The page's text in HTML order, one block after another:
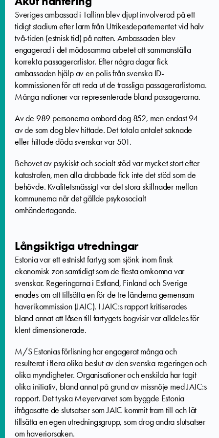
Sveriges ambassad i Tallinn blev djupt involverad på ett
tidigt stadium efter larm från Utrikesdepartementet vid halv
två-tiden (estnisk tid) på natten. Ambassaden blev
engagerad i det mödosamma arbetet att sammanställa
korrekta passagerarlistor. Efter några dagar fick
ambassaden hjälp av en polis från svenska ID-
kommissionen för att reda ut de trassliga passagerarlistorna.
Många nationer var representerade bland passagerarna.
Av de 989 personerna ombord dog 852, men endast 94
av de som dog blev hittade. Det totala antalet saknade
eller hittade döda svenskar var 501.
Behovet av psykiskt och socialt stöd var mycket stort efter
katastrofen, men alla drabbade fick inte det stöd som de
behövde. Kvalitetsmässigt var det stora skillnader mellan
kommunerna när det gällde psykosocialt
omhändertagande.
Långsiktiga utredningar
Estonia var ett estniskt fartyg som sjönk inom finsk
ekonomisk zon samtidigt som de flesta omkomna var
svenskar. Regeringarna i Estland, Finland och Sverige
enades om att tillsätta en för de tre länderna gemensam
haverikommission (JAIC). I JAIC:s rapport kritiserades
bland annat att låsen till fartygets bogvisir var alldeles för
klent dimensionerade.
M/S Estonias förlisning har engagerat många och
resulterat i flera olika beslut av den svenska regeringen och
olika myndigheter. Organisationer och enskilda har tagit
olika initiativ, bland annat på grund av missnöje med JAIC:s
rapport. Det tyska Meyervarvet som byggde Estonia
ifrågasatte de slutsatser som JAIC kommit fram till och lät
tillsätta en egen utredningsgrupp, som drog andra slutsatser
om haveriorsaken.